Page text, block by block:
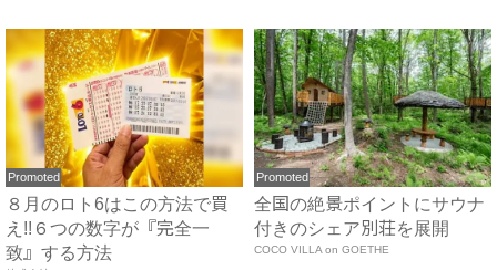
Promoted
８月のロト6はこの方法で買
え!!６つの数字が『完全一
致』する方法
Promoted
全国の絶景ポイントにサウナ
付きのシェア別荘を展開
COCO VILLA on GOETHE